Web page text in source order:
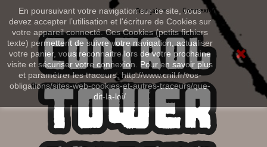
En poursuivant votre navigation sur ce site, vous
devez accepter l’utilisation et l'écriture de Cookies sur
votre appareil connecté. Ces Cookies (petits fichiers
texte) permettent de suivre votre navigation, actualiser
votre panier, vous reconnaitre lors de votre prochaine
visite et sécuriser votre connexion. Pour en savoir plus
et paramétrer les traceurs: http://www.cnil.fr/vos-
obligations/sites-web-cookies-et-autres-traceurs/que-
dit-la-loi/
Connexion
Français